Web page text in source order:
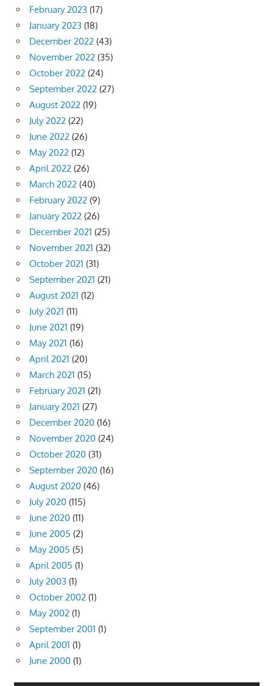
February 2023 (17)
January 2023 (18)
December 2022 (43)
November 2022 (35)
October 2022 (24)
September 2022 (27)
August 2022 (19)
July 2022 (22)
June 2022 (26)
May 2022 (12)
April 2022 (26)
March 2022 (40)
February 2022 (9)
January 2022 (26)
December 2021 (25)
November 2021 (32)
October 2021 (31)
September 2021 (21)
August 2021 (12)
July 2021 (11)
June 2021 (19)
May 2021 (16)
April 2021 (20)
March 2021 (15)
February 2021 (21)
January 2021 (27)
December 2020 (16)
November 2020 (24)
October 2020 (31)
September 2020 (16)
August 2020 (46)
July 2020 (115)
June 2020 (11)
June 2005 (2)
May 2005 (5)
April 2005 (1)
July 2003 (1)
October 2002 (1)
May 2002 (1)
September 2001 (1)
April 2001 (1)
June 2000 (1)